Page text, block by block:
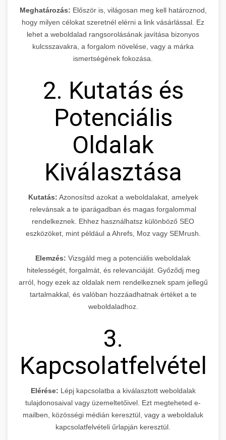
Meghatározás: Először is, világosan meg kell határoznod,
hogy milyen célokat szeretnél elérni a link vásárlással. Ez
lehet a weboldalad rangsorolásának javítása bizonyos
kulcsszavakra, a forgalom növelése, vagy a márka
ismertségének fokozása.
2. Kutatás és
Potenciális
Oldalak
Kiválasztása
Kutatás: Azonosítsd azokat a weboldalakat, amelyek
relevánsak a te iparágadban és magas forgalommal
rendelkeznek. Ehhez használhatsz különböző SEO
eszközöket, mint például a Ahrefs, Moz vagy SEMrush.
Elemzés: Vizsgáld meg a potenciális weboldalak
hitelességét, forgalmát, és relevanciáját. Győződj meg
arról, hogy ezek az oldalak nem rendelkeznek spam jellegű
tartalmakkal, és valóban hozzáadhatnak értéket a te
weboldaladhoz.
3.
Kapcsolatfelvétel
Elérése: Lépj kapcsolatba a kiválasztott weboldalak
tulajdonosaival vagy üzemeltetőivel. Ezt megteheted e-
mailben, közösségi médián keresztül, vagy a weboldaluk
kapcsolatfelvételi űrlapján keresztül.